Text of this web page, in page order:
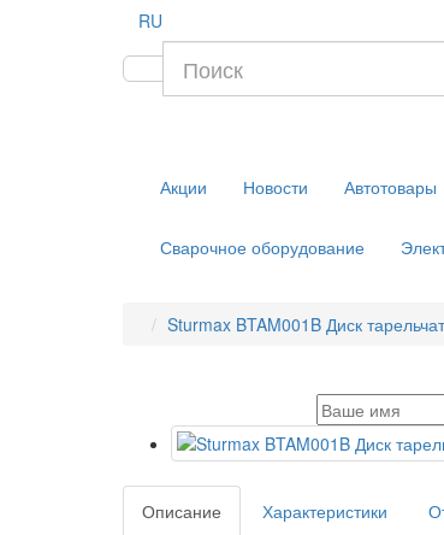
RU
Акции Новости Автотовары
Сварочное оборудование
Sturmax BTAM001B Диск
Описание Характеристики